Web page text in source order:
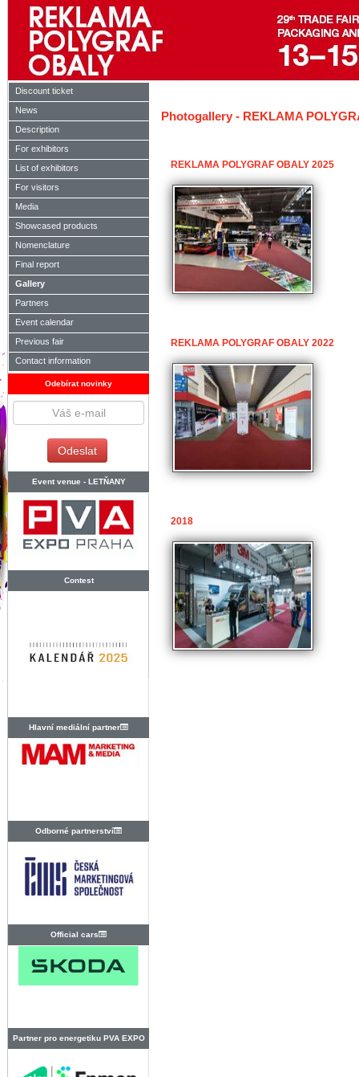
Discount ticket
News
Description
For exhibitors
List of exhibitors
For visitors
Media
Showcased products
Nomenclature
Final report
Gallery
Partners
Event calendar
Previous fair
Contact information
Odebírat novinky
Event venue - LETŇANY
Contest
Hlavní mediální partner
Odborné partnerství
Official cars
Partner pro energetiku PVA EXPO
Photogallery - REKLAMA
REKLAMA POLYGRAF OBALY 2025
REKLAMA POLYGRAF OBALY 2022
2018